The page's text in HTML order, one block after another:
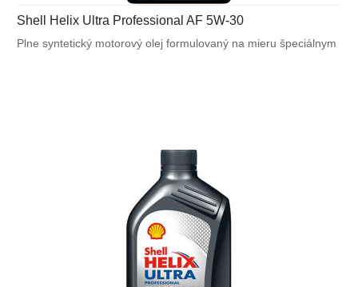
Shell Helix Ultra Professional AF 5W-30
Plne syntetický motorový olej formulovaný na mieru špeciálnym